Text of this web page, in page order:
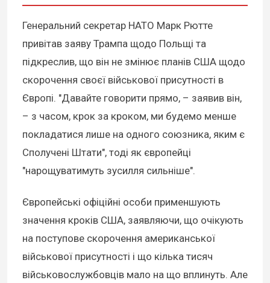
Генеральний секретар НАТО Марк Рютте
привітав заяву Трампа щодо Польщі та
підкреслив, що він не змінює планів США щодо
скорочення своєї військової присутності в
Європі. "Давайте говорити прямо, – заявив він,
– з часом, крок за кроком, ми будемо менше
покладатися лише на одного союзника, яким є
Сполучені Штати", тоді як європейці
"нарощуватимуть зусилля сильніше".
Європейські офіційні особи применшують
значення кроків США, заявляючи, що очікують
на поступове скорочення американської
військової присутності і що кілька тисяч
військовослужбовців мало на що вплинуть. Але